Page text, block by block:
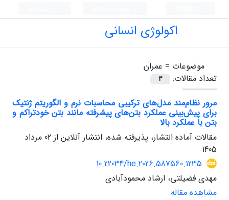
اکولوژی انسانی
موضوعات = عمران
تعداد مقالات:
3
مرور نظام‌مند مدل‌های ترکیبی محاسبات نرم و الگوریتم ژنتیک
برای پیش‌بینی عملکرد بتن‌های پیشرفته مانند بتن خودتراکم و
بتن با عملکرد بالا
مقالات آماده انتشار، پذیرفته شده، انتشار آنلاین از
02 مرداد
1405
10.22034/he.2026.587560.1235
مهدی فضیلتی، ارشاد محمودآبادی
مشاهده مقاله